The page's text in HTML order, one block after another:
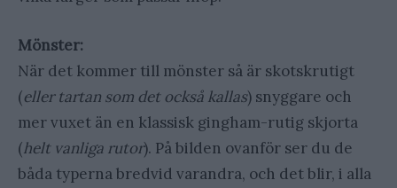
Mönster:
När det kommer till mönster så är skotskrutigt
(eller tartan som det också kallas) snyggare och
mer vuxet än en klassisk gingham-rutig skjorta
(helt vanliga rutor). På bilden ovanför ser du de
båda typerna bredvid varandra, och det blir, i alla